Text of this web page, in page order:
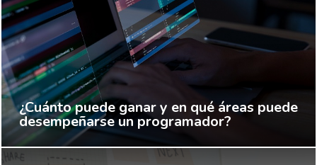
¿Cuánto puede ganar y en qué áreas puede
desempeñarse un programador?